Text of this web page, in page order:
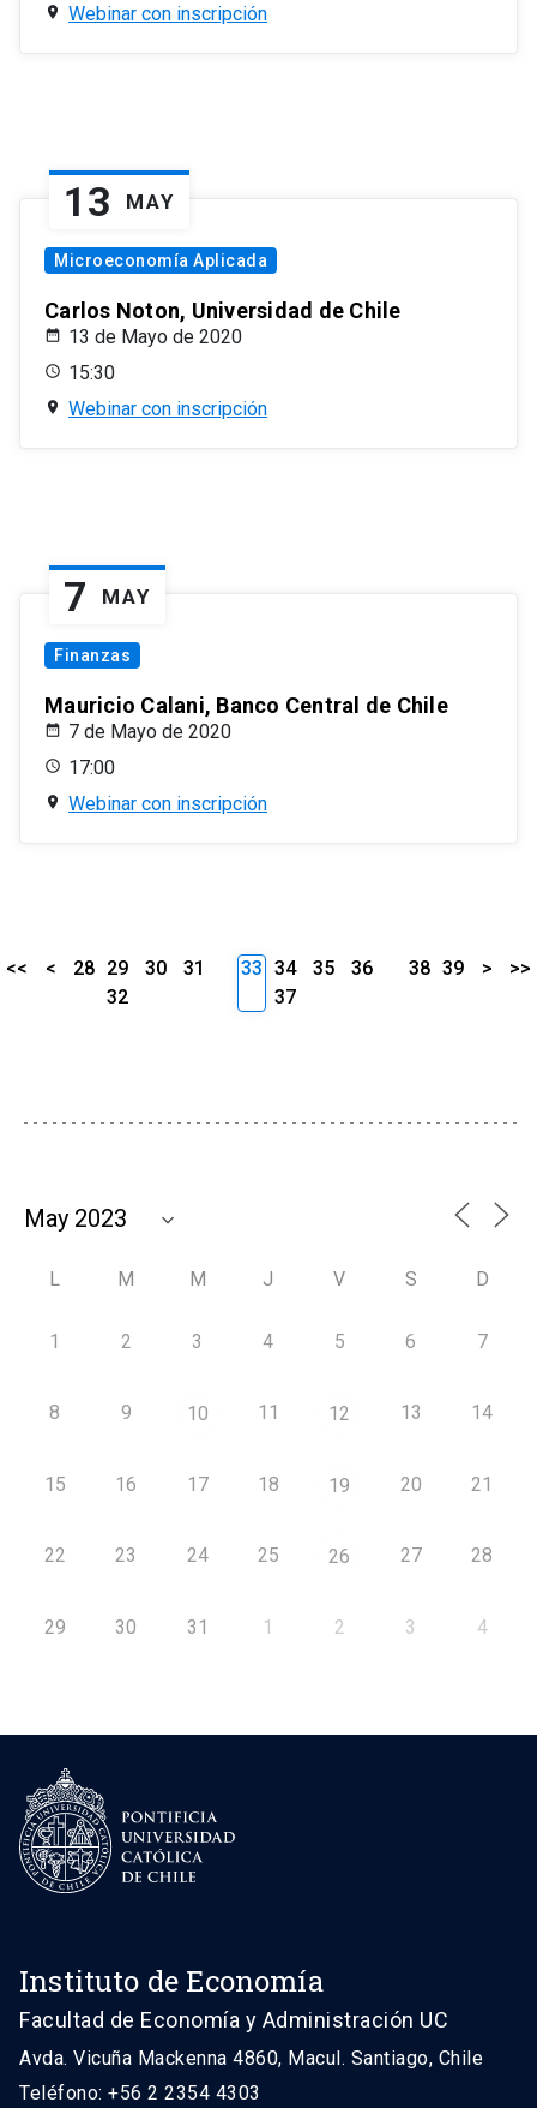
Webinar con inscripción
13 MAY
Microeconomía Aplicada
Carlos Noton, Universidad de Chile
13 de Mayo de 2020
15:30
Webinar con inscripción
7 MAY
Finanzas
Mauricio Calani, Banco Central de Chile
7 de Mayo de 2020
17:00
Webinar con inscripción
<< < 28 29 30
31
32
33 34 35
36
37
38 39 > >>
L M M J V S D
1 2 3 4 5 6 7
8 9 10 11 12 13 14
15 16 17 18 19 20 21
22 23 24 25 26 27 28
29 30 31 1 2 3 4
Instituto de Economía
Facultad de Economía y Administración UC
Avda. Vicuña Mackenna 4860, Macul. Santiago, Chile
Teléfono: +56 2 2354 4303